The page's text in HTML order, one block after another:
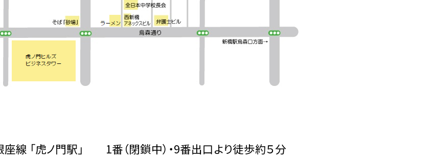
線 「虎ノ門駅」 1番（閉鎖中）・9番出口より徒歩約５分